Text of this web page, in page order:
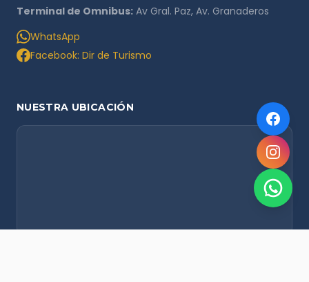
Terminal de Omnibus: Av Gral. Paz, Av. Granaderos
WhatsApp
Facebook: Dir de Turismo
NUESTRA UBICACIÓN